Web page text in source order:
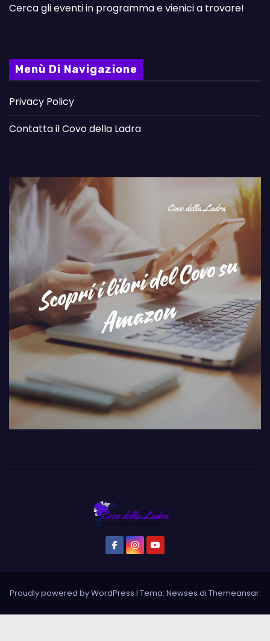
Cerca gli eventi in programma e vienici a trovare!
Menù Di Navigazione
Privacy Policy
Contatta il Covo della Ladra
Proudly powered by WordPress | Tema: Newses di Themeansar.